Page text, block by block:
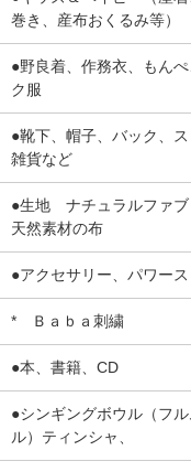
巻き、産布おくるみ等）
●野良着、作務衣、もん
ク服
●靴下、帽子、バック、
雑貨など
●生地 ナチュラルファ
天然素材の布
●アクセサリー、パワー
* Ｂａｂａ刺繍
●本、書籍、CD
●シンギングボウル（フ
ル）ティンシャ、